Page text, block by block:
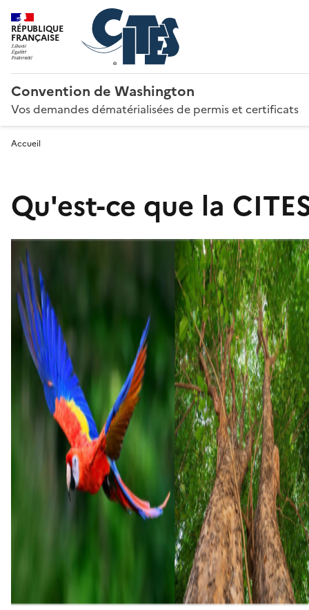
RÉPUBLIQUE
FRANÇAISE
Convention de Washington
Vos demandes dématérialisées de permis et certificats
Accueil
Qu'est-ce que la